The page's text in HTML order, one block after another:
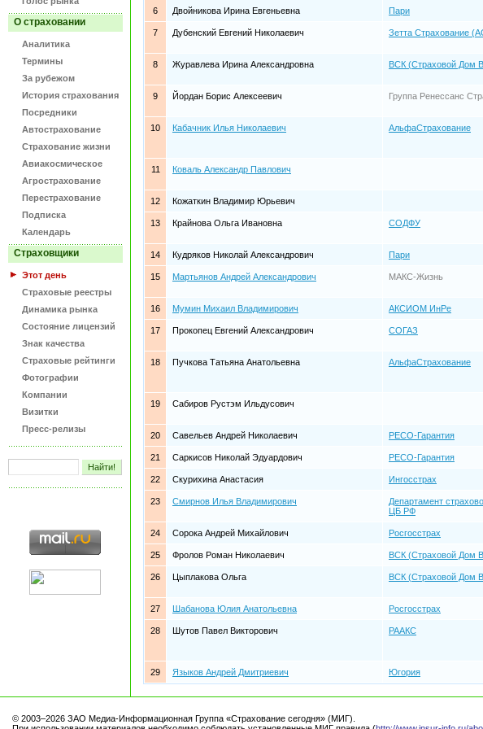
О страховании
Аналитика
Термины
За рубежом
История страхования
Посредники
Автострахование
Страхование жизни
Авиакосмическое
Агрострахование
Перестрахование
Подписка
Календарь
Страховщики
Этот день
Страховые реестры
Динамика рынка
Состояние лицензий
Знак качества
Страховые рейтинги
Фотографии
Компании
Визитки
Пресс-релизы
6 Двойникова Ирина Евгеньевна Пари
7 Дубенский Евгений Николаевич Зетта Страхование
8 Журавлева Ирина Александровна ВСК (Страховой Дом
9 Йордан Борис Алексеевич Группа Ренессанс
10 Кабачник Илья Николаевич АльфаСтрахование
11 Коваль Александр Павлович
12 Кожаткин Владимир Юрьевич
13 Крайнова Ольга Ивановна СОДФУ
14 Кудряков Николай Александрович Пари
15 Мартьянов Андрей Александрович МАКС-Жизнь
16 Мумин Михаил Владимирович АКСИОМ ИнРе
17 Прокопец Евгений Александрович СОГАЗ
18 Пучкова Татьяна Анатольевна АльфаСтрахование
19 Сабиров Рустэм Ильдусович
20 Савельев Андрей Николаевич РЕСО-Гарантия
21 Саркисов Николай Эдуардович РЕСО-Гарантия
22 Скурихина Анастасия Ингосстрах
23 Смирнов Илья Владимирович
Департамент
ЦБ РФ
24 Сорока Андрей Михайлович Росгосстрах
25 Фролов Роман Николаевич ВСК (Страховой Дом
26 Цыплакова Ольга ВСК (Страховой Дом
27 Шабанова Юлия Анатольевна Росгосстрах
28 Шутов Павел Викторович РААКС
29 Языков Андрей Дмитриевич Югория
© 2003–2026 ЗАО Медиа-Информационная Группа «Страхование сегодня» (МИГ).